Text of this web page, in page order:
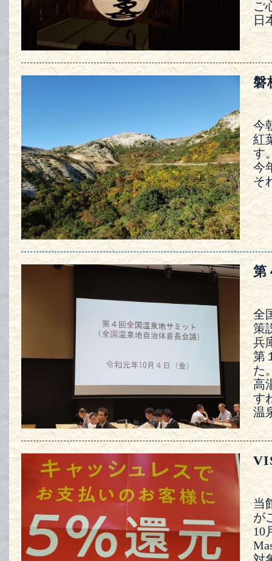
ご
日
磐
今
紅
す
今
そ
第
全
策
兵
第
た
高
す
温
当
が
10